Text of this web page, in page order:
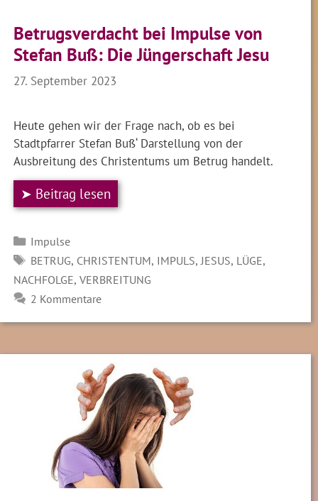
Betrugsverdacht bei Impulse von
Stefan Buß: Die Jüngerschaft Jesu
27. September 2023
Heute gehen wir der Frage nach, ob es bei
Stadtpfarrer Stefan Buß‘ Darstellung von der
Ausbreitung des Christentums um Betrug handelt.
➤ Beitrag lesen
Kategorien
Impulse
SCHLAGWÖRTER
BETRUG, CHRISTENTUM, IMPULS,JESUS, LÜGE,
NACHFOLGE,VERBREITUNG
2 Kommentare